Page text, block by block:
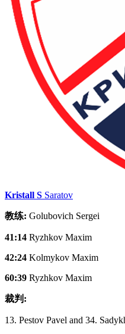
Kristall S Saratov
教练: Golubovich Sergei
41:14 Ryzhkov Maxim
42:24 Kolmykov Maxim
60:39 Ryzhkov Maxim
裁判:
13. Pestov Pavel and 34.